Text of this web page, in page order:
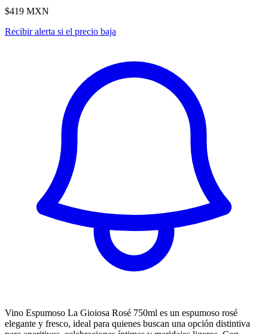
$419 MXN
Recibir alerta si el precio baja
Vino Espumoso La Gioiosa Rosé 750ml es un espumoso rosé
elegante y fresco, ideal para quienes buscan una opción distintiva